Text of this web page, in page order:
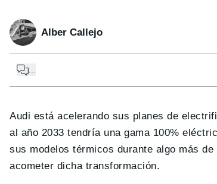
Alber Callejo
...
Audi está acelerando sus planes de
al año 2033 tendría una gama 100%
sus modelos térmicos durante algo más
acometer dicha transformación.